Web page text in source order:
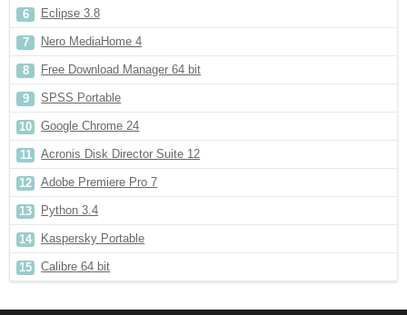
Eclipse 3.8
Nero MediaHome 4
Free Download Manager 64 bit
SPSS Portable
Google Chrome 24
Acronis Disk Director Suite 12
Adobe Premiere Pro 7
Python 3.4
Kaspersky Portable
Calibre 64 bit